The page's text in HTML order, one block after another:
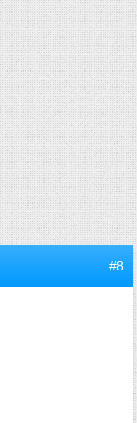
#8